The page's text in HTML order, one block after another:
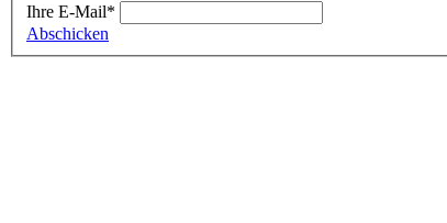
Ihre E-Mail*
Abschicken